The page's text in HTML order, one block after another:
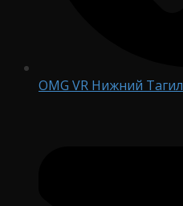
OMG VR Нижний Тагил